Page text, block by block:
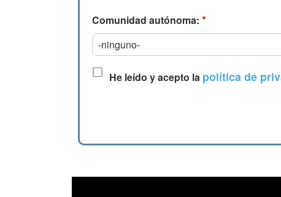
Comunidad autónoma: *
He leído y acepto la política de